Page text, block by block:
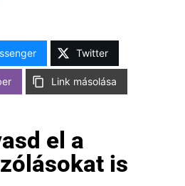
Twitter
Link másolása
el a
is